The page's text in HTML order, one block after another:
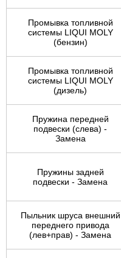
Промывка топливной
системы LIQUI MOLY
(бензин)
Промывка топливной
системы LIQUI MOLY
(дизель)
Пружина передней
подвески (слева) -
Замена
Пружины задней
подвески - Замена
Пыльник шруса внешний
переднего привода
(лев+прав) - Замена